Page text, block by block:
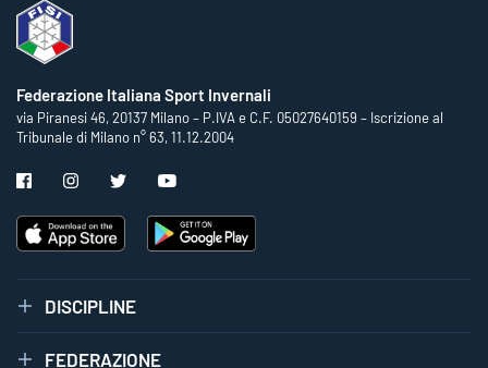
Federazione Italiana Sport Invernali
via Piranesi 46, 20137 Milano – P.IVA e C.F. 05027640159 – Iscrizione al
Tribunale di Milano n° 63, 11.12.2004
DISCIPLINE
FEDERAZIONE